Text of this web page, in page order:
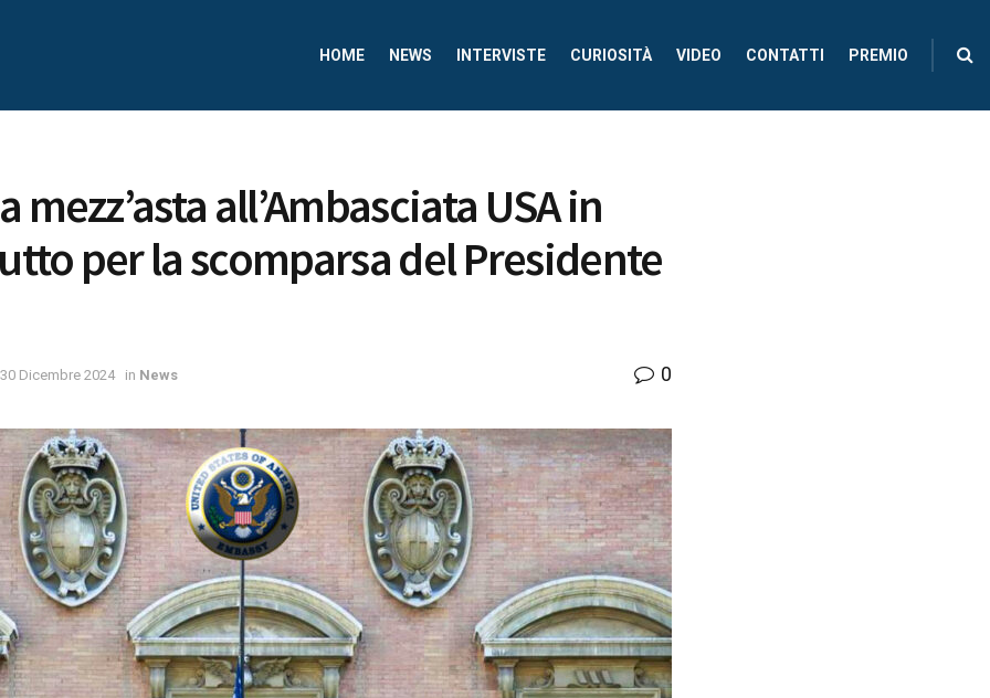
HOME NEWS INTERVISTE CURIOSITÀ VIDEO CONTATTI PREMIO
mezz’asta all’Ambasciata USA in
per la scomparsa del Presidente
30 Dicembre 2024 in News 0